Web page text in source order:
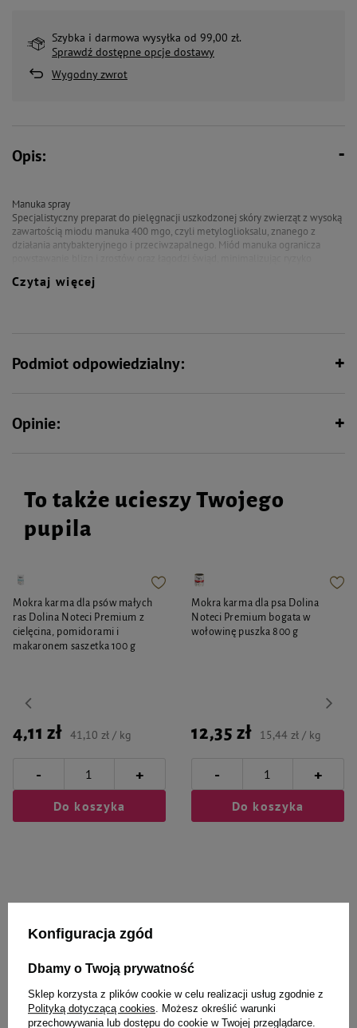
Szybka i darmowa wysyłka od 99,00 zł.
Sprawdź dostępne opcje dostawy
Wygodny zwrot
Opis:
Manuka spray
Specjalistyczny preparat do pielęgnacji uszkodzonej skóry zwierząt z wysoką
zawartością miodu manuka 400 mgo, czyli metyloglioksalu, znanego z
działania antybakteryjnego i przeciwzapalnego. Miód manuka ogranicza
proces regeneracji uszkodzonej skóry.
Składniki aktywne
Produkt do pielęgnacji skóry tylko dla zwierząt. Przechowywać w
temperaturze pokojowej. Trzymać poza zasięgiem dzieci.
Czytaj więcej
Podmiot odpowiedzialny:
Opinie:
To także ucieszy Twojego
pupila
Mokra karma dla psów małych
ras Dolina Noteci Premium z
cielęcina, pomidorami i
makaronem saszetka 100 g
4,11 zł 41,10 zł / kg
- +
Do koszyka
Mokra karma dla psa Dolina
Noteci Premium bogata w
wołowinę puszka 800 g
12,35 zł 15,44 zł / kg
- +
Do koszyka
Wybrane specjalnie dla
Ciebie i Twojego czworonoga
Konfiguracja zgód
Dbamy o Twoją prywatność
Sklep korzysta z plików cookie w celu realizacji usług zgodnie z
Polityką dotyczącą cookies . Możesz określić warunki
przechowywania lub dostępu do cookie w Twojej przeglądarce.